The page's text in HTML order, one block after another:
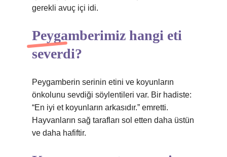
gerekli avuç içi idi.
Peygamberimiz hangi eti
severdi?
Peygamberin serinin etini ve koyunların
önkolunu sevdiği söylentileri var. Bir hadiste:
“En iyi et koyunların arkasıdır.” emretti.
Hayvanların sağ tarafları sol etten daha üstün
ve daha hafiftir.